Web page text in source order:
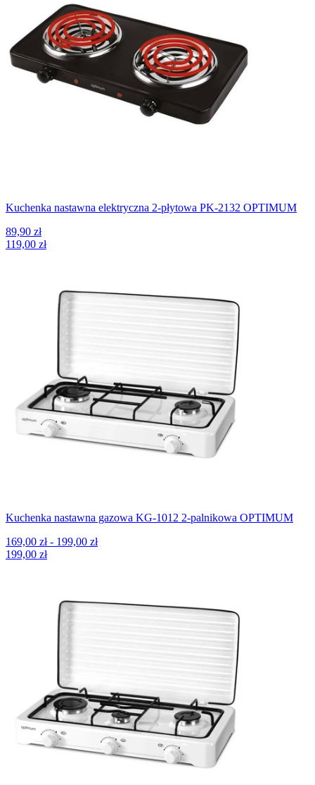
Kuchenka nastawna elektryczna 2-płytowa PK-2132 OPTIMUM
89,90 zł
119,00 zł
Kuchenka nastawna gazowa KG-1012 2-palnikowa OPTIMUM
169,00 zł - 199,00 zł
199,00 zł